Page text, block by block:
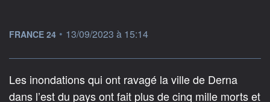
information fournie par
FRANCE 24 • 13/09/2023 à 15:14
Les inondations qui ont ravagé la ville de Derna
dans l’est du pays ont fait plus de cinq mille morts et